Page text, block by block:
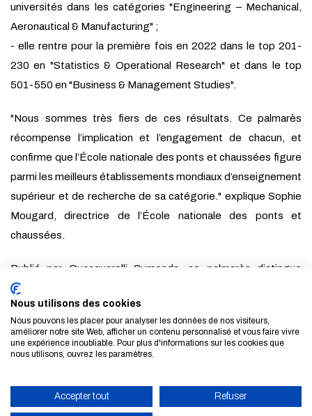
universités dans les catégories "Engineering – Mechanical,
Aeronautical & Manufacturing" ;
- elle rentre pour la première fois en 2022 dans le top 201-
230 en "Statistics & Operational Research" et dans le top
501-550 en "Business & Management Studies".
"Nous sommes très fiers de ces résultats. Ce palmarès
récompense l’implication et l’engagement de chacun, et
confirme que l’École nationale des ponts et chaussées figure
parmi les meilleurs établissements mondiaux d’enseignement
supérieur et de recherche de sa catégorie." explique Sophie
Mougard, directrice de l’École nationale des ponts et
chaussées.
Publié par Quacquarelli Symonds, ce palmarès distingue
chaque année les 1 543 meilleures Universités et Grandes
Écoles du monde dans 5 domaines et 51 disciplines. Il est
basé sur 4 critères : la réputation académique, la réputation
auprès des employeurs, le nombre de citations par
mesurer à la fois la productivité et l'impact des travaux
publiés d'un scientifique ou d'un universitaire. Cet indice est
Nous utilisons des cookies
Nous pouvons les placer pour analyser les données de nos visiteurs,
améliorer notre site Web, afficher un contenu personnalisé et vous faire vivre
une expérience inoubliable. Pour plus d'informations sur les cookies que
nous utilisons, ouvrez les paramètres.
Accepter tout Refuser